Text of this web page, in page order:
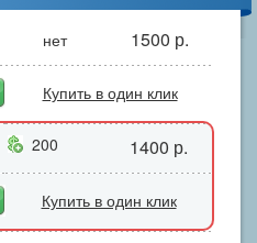
нет 1500 р.
Купить в один клик
200 1400 р.
Купить в один клик